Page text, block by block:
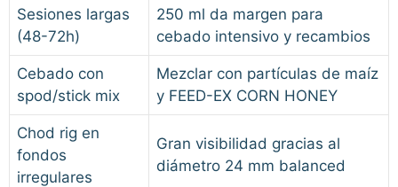
Sesiones largas
(48-72h)
250 ml da margen para
cebado intensivo y recambios
Cebado con
spod/stick mix
Mezclar con partículas de maíz
y FEED-EX CORN HONEY
Chod rig en
fondos
irregulares
Gran visibilidad gracias al
diámetro 24 mm balanced